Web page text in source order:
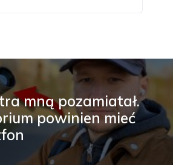
mną pozamiatał.
powinien mieć